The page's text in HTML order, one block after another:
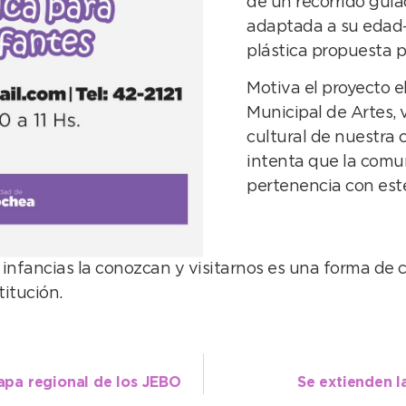
adaptada a su
plástica propuesta
Motiva el proyecto
Municipal de Artes,
cultural de nuestra
intenta que la
pertenencia con
la conozcan y visitarnos es una forma
regional de los JEBO Se extienden